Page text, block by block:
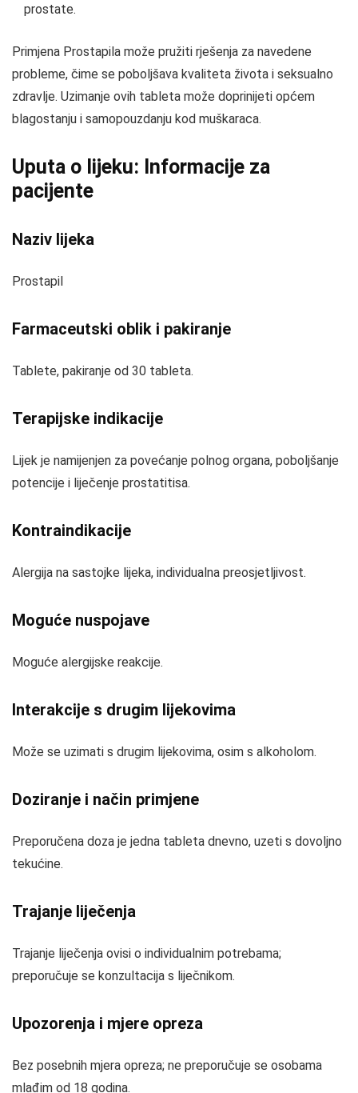
prostate.
Primjena Prostapila može pružiti rješenja za navedene
probleme, čime se poboljšava kvaliteta života i seksualno
zdravlje. Uzimanje ovih tableta može doprinijeti općem
blagostanju i samopouzdanju kod muškaraca.
Uputa o lijeku: Informacije za
pacijente
Naziv lijeka
Prostapil
Farmaceutski oblik i pakiranje
Tablete, pakiranje od 30 tableta.
Terapijske indikacije
Lijek je namijenjen za povećanje polnog organa, poboljšanje
potencije i liječenje prostatitisa.
Kontraindikacije
Alergija na sastojke lijeka, individualna preosjetljivost.
Moguće nuspojave
Moguće alergijske reakcije.
Interakcije s drugim lijekovima
Može se uzimati s drugim lijekovima, osim s alkoholom.
Doziranje i način primjene
Preporučena doza je jedna tableta dnevno, uzeti s dovoljno
tekućine.
Trajanje liječenja
Trajanje liječenja ovisi o individualnim potrebama;
preporučuje se konzultacija s liječnikom.
Upozorenja i mjere opreza
Bez posebnih mjera opreza; ne preporučuje se osobama
mlađim od 18 godina.